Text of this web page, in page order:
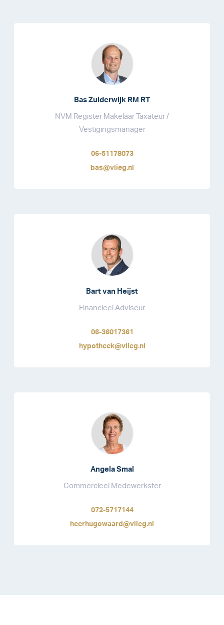
Bas Zuiderwijk RM RT
NVM Register Makelaar Taxateur /
Vestigingsmanager
06-51178073
bas@vlieg.nl
Bart van Heijst
Financieel Adviseur
06-36017361
hypotheek@vlieg.nl
Angela Smal
Commercieel Medewerkster
072-5717144
heerhugowaard@vlieg.nl